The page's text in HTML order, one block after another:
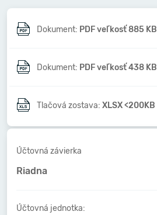
Dokument: PDF veľkosť 885 KB
Dokument: PDF veľkosť 438 KB
Tlačová zostava: XLSX <200KB
Účtovná závierka
Riadna
Účtovná jednotka: